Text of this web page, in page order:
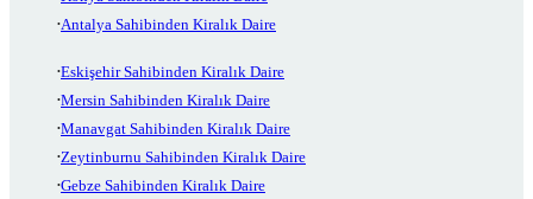
Antalya Sahibinden Kiralık Daire
Eskişehir Sahibinden Kiralık Daire
Mersin Sahibinden Kiralık Daire
Manavgat Sahibinden Kiralık Daire
Zeytinburnu Sahibinden Kiralık Daire
Gebze Sahibinden Kiralık Daire